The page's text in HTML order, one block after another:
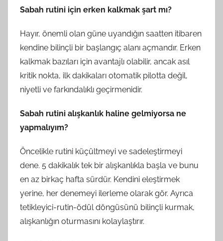
Sabah rutini için erken kalkmak şart mı?
Hayır, önemli olan güne uyandığın saatten itibaren
kendine bilinçli bir başlangıç alanı açmandır. Erken
kalkmak bazıları için avantajlı olabilir, ancak asıl
kritik nokta, ilk dakikaları otomatik pilotta değil,
niyetli ve farkındalıklı geçirmenidir.
Sabah rutini alışkanlık haline gelmiyorsa ne
yapmalıyım?
Öncelikle rutini küçültmeyi ve sadeleştirmeyi
dene. 5 dakikalık tek bir alışkanlıkla başla ve bunu
en az birkaç hafta sürdür. Kendini eleştirmek
yerine, her denemeyi ilerleme olarak gör. Ayrıca
tetikleyici-rutin-ödül döngüsünü bilinçli kurmak,
alışkanlığın oturmasını kolaylaştırır.